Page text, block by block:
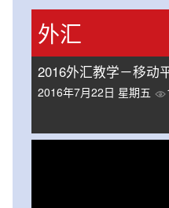
外汇
2016外汇教学－移动
2016年7月22日 星期五